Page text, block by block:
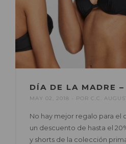
DÍA DE LA MADRE
MAY 02, 2018 POR C.C.
No hay mejor regalo para el
un descuento de hasta el
y shorts de la colección